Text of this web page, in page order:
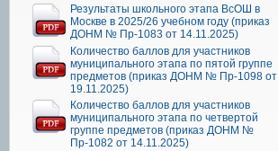
Результаты школьного этапа ВсОШ в
Москве в 2025/26 учебном году (приказ
ДОНМ № Пр-1083 от 14.11.2025)
Количество баллов для участников
муниципального этапа по пятой группе
предметов (приказ ДОНМ № Пр-1098 от
19.11.2025)
Количество баллов для участников
муниципального этапа по четвертой
группе предметов (приказ ДОНМ №
Пр-1082 от 14.11.2025)